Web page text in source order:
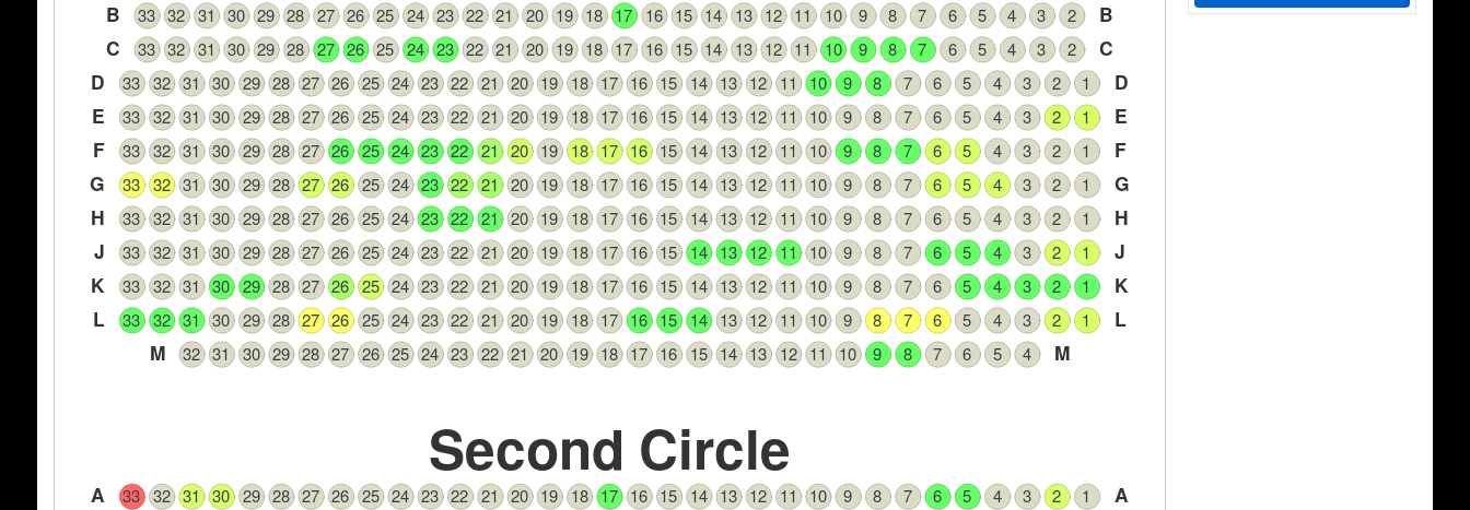
2
3
4
5
6
7
8
9
10
11
12
13
14
15
16
17
18
19
20
21
22
23
24
25
26
27
28
29
30
31
32
33
B B
2
3
4
5
6
7
8
9
10
11
12
13
14
15
16
17
18
19
20
21
22
23
24
25
26
27
28
29
30
31
32
33
C C
1
2
3
4
5
6
7
8
9
10
11
12
13
14
15
16
17
18
19
20
21
22
23
24
25
26
27
28
29
30
31
32
33
D D
1
2
3
4
5
6
7
8
9
10
11
12
13
14
15
16
17
18
19
20
21
22
23
24
25
26
27
28
29
30
31
32
33
E E
1
2
3
4
5
6
7
8
9
10
11
12
13
14
15
16
17
18
19
20
21
22
23
24
25
26
27
28
29
30
31
32
33
F F
1
2
3
4
5
6
7
8
9
10
11
12
13
14
15
16
17
18
19
20
21
22
23
24
25
26
27
28
29
30
31
32
33
G G
1
2
3
4
5
6
7
8
9
10
11
12
13
14
15
16
17
18
19
20
21
22
23
24
25
26
27
28
29
30
31
32
33
H H
1
2
3
4
5
6
7
8
9
10
11
12
13
14
15
16
17
18
19
20
21
22
23
24
25
26
27
28
29
30
31
32
33
J J
1
2
3
4
5
6
7
8
9
10
11
12
13
14
15
16
17
18
19
20
21
22
23
24
25
26
27
28
29
30
31
32
33
K K
1
2
3
4
5
6
7
8
9
10
11
12
13
14
15
16
17
18
19
20
21
22
23
24
25
26
27
28
29
30
31
32
33
L L
4
5
6
7
8
9
10
11
12
13
14
15
16
17
18
19
20
21
22
23
24
25
26
27
28
29
30
31
32
M M
Second Circle
1
2
3
4
5
6
7
8
9
10
11
12
13
14
15
16
17
18
19
20
21
22
23
24
25
26
27
28
29
30
31
32
33
A A